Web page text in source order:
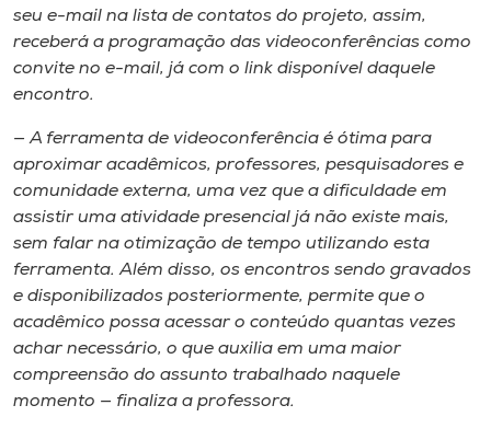
seu e-mail na lista de contatos do projeto, assim,
receberá a programação das videoconferências como
convite no e-mail, já com o link disponível daquele
encontro.
— A ferramenta de videoconferência é ótima para
aproximar acadêmicos, professores, pesquisadores e
comunidade externa, uma vez que a dificuldade em
assistir uma atividade presencial já não existe mais,
sem falar na otimização de tempo utilizando esta
ferramenta. Além disso, os encontros sendo gravados
e disponibilizados posteriormente, permite que o
acadêmico possa acessar o conteúdo quantas vezes
achar necessário, o que auxilia em uma maior
compreensão do assunto trabalhado naquele
momento — finaliza a professora.